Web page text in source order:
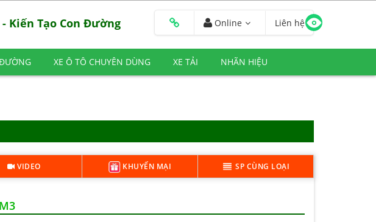
Kiến Tạo Con Đường Online Liên hệ
XE Ô TÔ CHUYÊN DÙNG XE TẢI NHÃN HIỆU
VIDEO KHUYẾN MẠI SP CÙNG LOẠI